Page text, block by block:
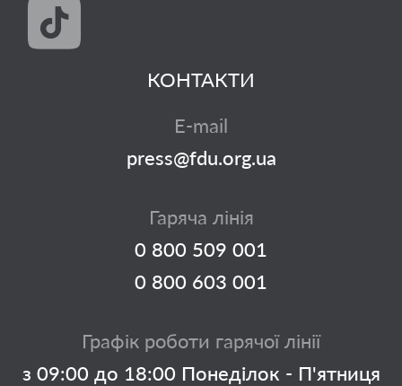
КОНТАКТИ
E-mail
press@fdu.org.ua
Гаряча лінія
0 800 509 001
0 800 603 001
Графік роботи гарячої лінії
з 09:00 до 18:00 Понеділок - П'ятниця